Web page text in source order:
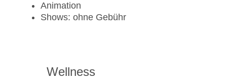
Animation
Shows: ohne Gebühr
Wellness